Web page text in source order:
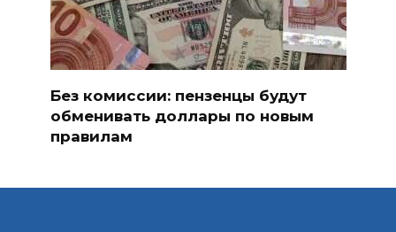
Без комиссии: пензенцы будут
обменивать доллары по новым
правилам